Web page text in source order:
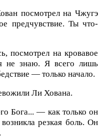
посмотрел на Чжугэ
предчувствие. Ты что-
посмотрел на кровавое
знаю. Я всего лишь
— только начало.
Ли Хована.
Бога... — как только он
резкая боль. Он